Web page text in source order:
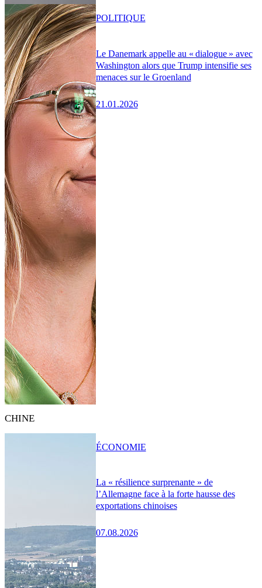
Le Danemark appelle au « dialogue » avec
Washington alors que Trump intensifie ses
menaces sur le Groenland
21.01.2026
POLITIQUE
CHINE
La « résilience surprenante » de
l’Allemagne face à la forte hausse des
exportations chinoises
07.08.2026
ÉCONOMIE